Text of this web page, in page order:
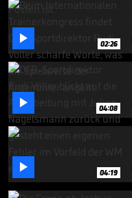
 02:26
 04:08
 04:19